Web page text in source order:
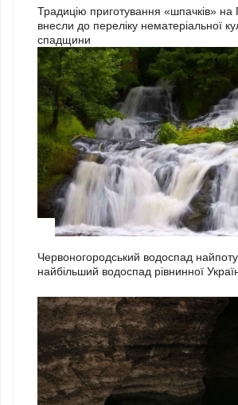
Традицію приготування «шпачків» на
внесли до переліку нематеріальної
спадщини
Червоногородський водоспад
найбільший водоспад рівнинної